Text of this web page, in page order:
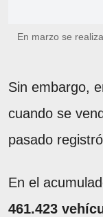
En marzo se
Sin embargo,
cuando se
pasado
En el
461.423